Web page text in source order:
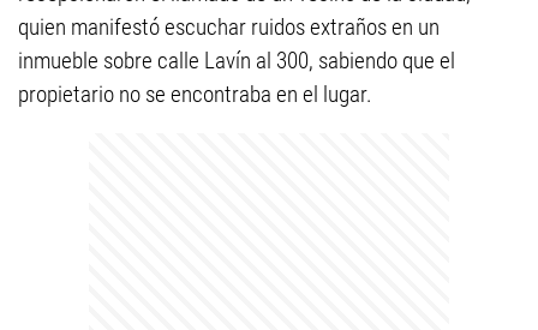
quien manifestó escuchar ruidos extraños en un
inmueble sobre calle Lavín al 300, sabiendo que el
propietario no se encontraba en el lugar.